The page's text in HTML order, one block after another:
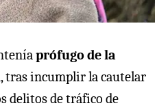
prófugo de la
, tras incumplir la cautelar
delitos de tráfico de